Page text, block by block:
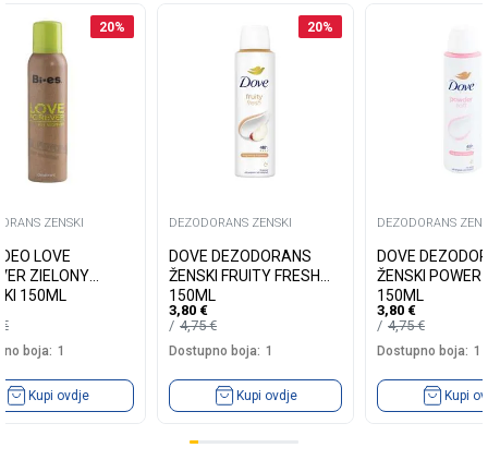
20%
ZENSKI
LOVE
ZIELONY
150ML
€
boja: 1
Kupi ovdje
20%
DEZODORANS ZENSKI
DOVE DEZODORANS
ŽENSKI FRUITY FRESH
150ML
3,80 €
4,75€
Dostupno boja: 1
Kupi ovdje
DEZODORANS
DOVE
ŽENSKI POWER
150ML
3,80 €
4,75€
Dostupno boja: 1
Kupi